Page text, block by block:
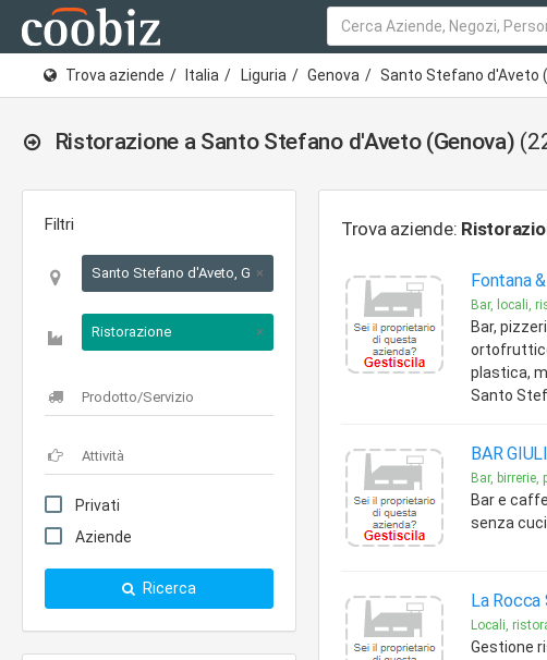
Trova aziende Italia Liguria Genova Santo Stefano d'Aveto
Ristorazione a Santo Stefano d'Aveto (Genova)
Filtri
Santo Stefano d'Aveto, Genova, Liguria
×
Ristorazione ×
Privati
Aziende
Ricerca
Trova aziende:
Fontana
Bar, locali,
Bar,
plastica,
Santo
BAR
Bar, birrerie,
Bar e
senza
La Rocca
Locali,
Gestione